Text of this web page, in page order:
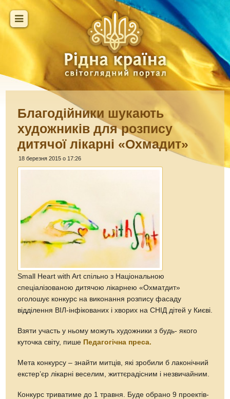
Благодійники шукають
художників для розпису
дитячої лікарні «Охмадит»
18 березня 2015 о 17:26
Small Heart with Art спільно з Національною
спеціалізованою дитячою лікарнею «Охматдит»
оголошує конкурс на виконання розпису фасаду
відділення ВІЛ-інфікованих і хворих на СНІД дітей у Києві.
Взяти участь у ньому можуть художники з будь- якого
куточка світу, пише Педагогічна преса.
Мета конкурсу – знайти митців, які зробили б лаконічний
екстер’єр лікарні веселим, життєрадісним і незвичайним.
Конкурс триватиме до 1 травня. Буде обрано 9 проектів-